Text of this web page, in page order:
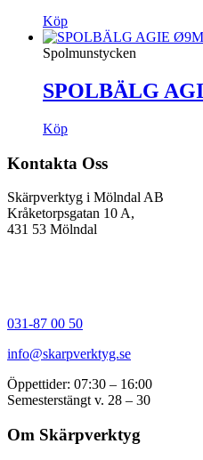
Köp
Spolmunstycken
SPOLBÄLG
Köp
Kontakta Oss
Skärpverktyg i Mölndal AB
Kråketorpsgatan 10 A,
431 53 Mölndal
031-87 00 50
info@skarpverktyg.se
Öppettider: 07:30 – 16:00
Semesterstängt v. 28 – 30
Om Skärpverktyg